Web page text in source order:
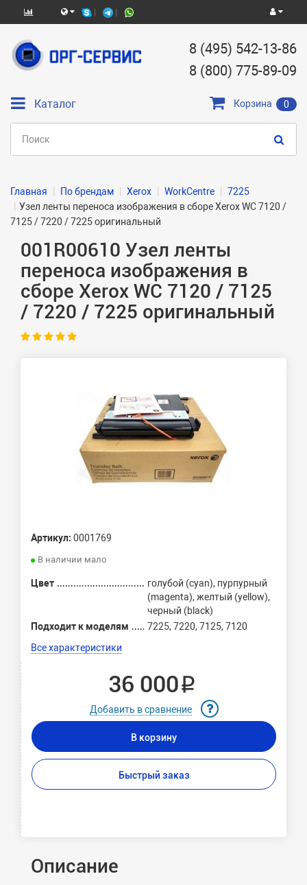
8 (495) 542-13-86
8 (800) 775-89-09
Каталог Корзина 0
Главная По брендам Xerox WorkCentre
7225
Узел ленты переноса изображения в сборе Xerox WC 7120 /
7125 / 7220 / 7225 оригинальный
001R00610 Узел ленты
переноса изображения в
сборе Xerox WC 7120 / 7125
/ 7220 / 7225 оригинальный
Артикул: 0001769
В наличии мало
Цвет
голубой (cyan), пурпурный
(magenta), желтый (yellow),
черный (black)
Подходит к моделям
7225, 7220, 7125, 7120
Все характеристики
36 000 ₽
Добавить в сравнение
В корзину
Быстрый заказ
Описание